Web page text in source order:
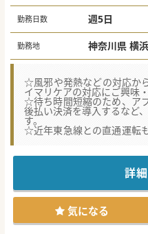
勤務日数 週5日
勤務地 神奈
☆風邪や発熱などの対応か
イマリケアの対応にご興味
☆待ち時間短縮のため、ア
後払い決済を導入するなど
す。
☆近年東急線との直通運転
徒歩2分の好立地！
★☆コンサルタントからの
2024年に開院を行い、内科
地域ニーズに応えている地
院内は木目調の温かな内装
アプリを入れたネットでの
ための決裁サービスの提供な
近年のデジタル化における
詳
気になる